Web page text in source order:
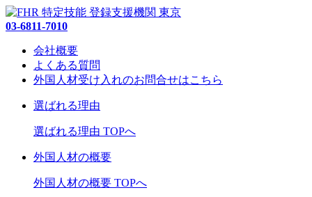
03-6811-7010
会社概要
よくある質問
外国人材受け入れのお問合せはこちら
選ばれる理由
選ばれる理由 TOPへ
外国人材の概要
外国人材の概要 TOPへ